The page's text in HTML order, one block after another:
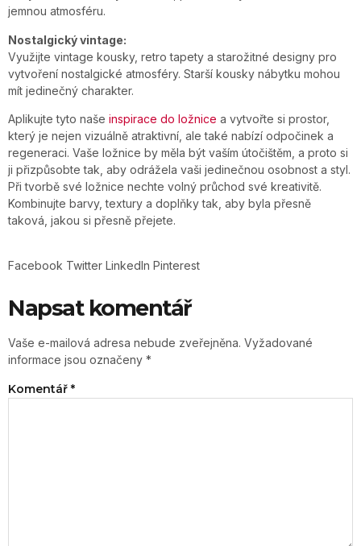
jemnou atmosféru.
Nostalgický vintage:
Využijte vintage kousky, retro tapety a starožitné designy pro
vytvoření nostalgické atmosféry. Starší kousky nábytku mohou
mít jedinečný charakter.
Aplikujte tyto naše inspirace do ložnice a vytvořte si prostor,
který je nejen vizuálně atraktivní, ale také nabízí odpočinek a
regeneraci. Vaše ložnice by měla být vaším útočištěm, a proto si
ji přizpůsobte tak, aby odrážela vaši jedinečnou osobnost a styl.
Při tvorbě své ložnice nechte volný průchod své kreativitě.
Kombinujte barvy, textury a doplňky tak, aby byla přesně
taková, jakou si přesně přejete.
Facebook Twitter LinkedIn Pinterest
Napsat komentář
Vaše e-mailová adresa nebude zveřejněna. Vyžadované
informace jsou označeny *
Komentář *